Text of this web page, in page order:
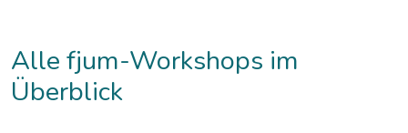
Alle fjum-Workshops im
Überblick